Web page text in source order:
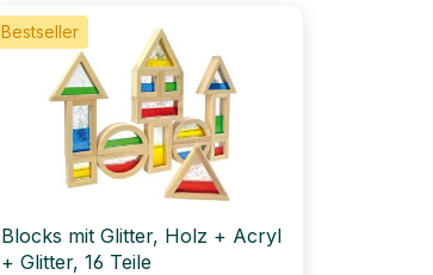
Bestseller
Blocks mit Glitter, Holz + Acryl
+ Glitter, 16 Teile